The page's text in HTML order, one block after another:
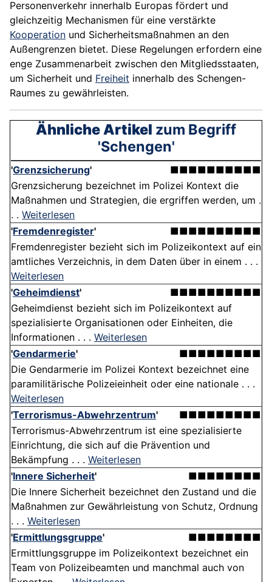
Personenverkehr innerhalb Europas fördert und
gleichzeitig Mechanismen für eine verstärkte
Kooperation und Sicherheitsmaßnahmen an den
Außengrenzen bietet. Diese Regelungen erfordern eine
enge Zusammenarbeit zwischen den Mitgliedsstaaten,
um Sicherheit und Freiheit innerhalb des Schengen-
Raumes zu gewährleisten.
Ähnliche Artikel zum Begriff
'Schengen'
'Grenzsicherung'
■■■■■■■■■■
Grenzsicherung bezeichnet im Polizei Kontext die
Maßnahmen und Strategien, die ergriffen werden, um .
. . Weiterlesen
'Fremdenregister'
■■■■■■■■■■
Fremdenregister bezieht sich im Polizeikontext auf ein
amtliches Verzeichnis, in dem Daten über in einem . . .
Weiterlesen
'Geheimdienst'
■■■■■■■■■■
Geheimdienst bezieht sich im Polizeikontext auf
spezialisierte Organisationen oder Einheiten, die
Informationen . . . Weiterlesen
'Gendarmerie'
■■■■■■■■■
Die Gendarmerie im Polizei Kontext bezeichnet eine
paramilitärische Polizeieinheit oder eine nationale . . .
Weiterlesen
'Terrorismus-Abwehrzentrum'
■■■■■■■■■
Terrorismus-Abwehrzentrum ist eine spezialisierte
Einrichtung, die sich auf die Prävention und
Bekämpfung . . . Weiterlesen
'Innere Sicherheit'
■■■■■■■■
Die Innere Sicherheit bezeichnet den Zustand und die
Maßnahmen zur Gewährleistung von Schutz, Ordnung
. . . Weiterlesen
'Ermittlungsgruppe'
■■■■■■■■
Ermittlungsgruppe im Polizeikontext bezeichnet ein
Team von Polizeibeamten und manchmal auch von